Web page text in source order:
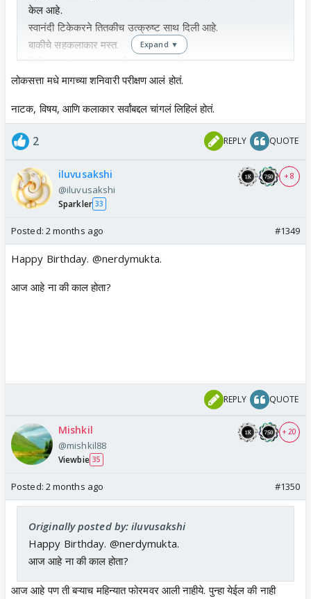
केल आहे.
स्वानंदी टिकेकरने तितकीच उत्क्रुष्ट साथ दिली आहे.
बाकीचे सहकलाकार मस्त.
सिरियस आहे पण बघायला मिळाल.तर नक्की बघा.
स्टोरी मुद्दाम सांगत नाही.
Expand ▼
लोकसत्ता मधे मागच्या शनिवारी परीक्षण आलं होतं.
नाटक, विषय, आणि कलाकार सर्वांबद्दल चांगलं लिहिलं होतं.
2 REPLY QUOTE
iluvusakshi
@iluvusakshi
Sparkler 33
+ 8
Posted: 2 months ago #1349
Happy Birthday. @nerdymukta.
आज आहे ना की काल होता?
REPLY QUOTE
Mishkil
@mishkil88
Viewbie 35
+ 20
Posted: 2 months ago #1350
Originally posted by: iluvusakshi
Happy Birthday. @nerdymukta.
आज आहे ना की काल होता?
आज आहे पण ती बऱ्याच महिन्यात फोरमवर आली नाहीये. पुन्हा येईल की नाही